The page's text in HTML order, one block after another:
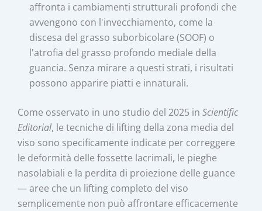
affronta i cambiamenti strutturali profondi che
avvengono con l'invecchiamento, come la
discesa del grasso suborbicolare (SOOF) o
l'atrofia del grasso profondo mediale della
guancia. Senza mirare a questi strati, i risultati
possono apparire piatti e innaturali.
Come osservato in uno studio del 2025 inScientific
Editorial, le tecniche di lifting della zona media del
viso sono specificamente indicate per correggere
le deformità delle fossette lacrimali, le pieghe
nasolabiali e la perdita di proiezione delle guance
— aree che un lifting completo del viso
semplicemente non può affrontare efficacemente